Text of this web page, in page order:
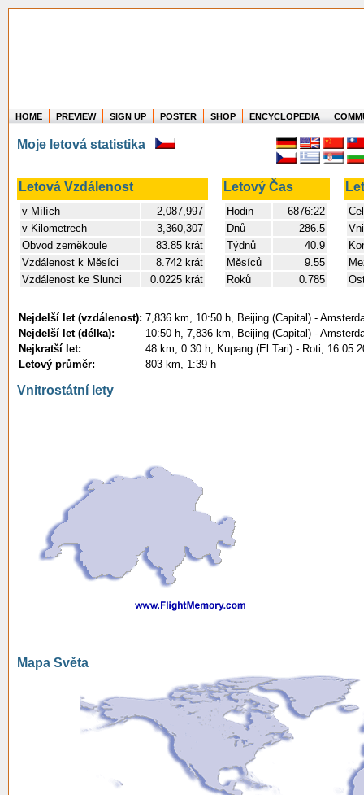
Where in the world have you flown?
How long have you been in the air?
Create your own FlightMemory and see!
HOME PREVIEW SIGN UP POSTER SHOP ENCYCLOPEDIA
Moje letová statistika
Letová Vzdálenost Letový Čas
v Mílích
2,087,997
v Kilometrech
3,360,307
Obvod zeměkoule
83.85 krát
Vzdálenost k Měsíci
8.742 krát
Vzdálenost ke Slunci
0.0225 krát
Hodin
6876:22
Dnů
286.5
Týdnů
40.9
Měsíců
9.55
Roků
0.785
Nejdelší let (vzdálenost): 7,836 km, 10:50 h, Beijing (Capital) -
Nejdelší let (délka):
10:50 h, 7,836 km, Beijing (Capital) -
Nejkratší let:
48 km, 0:30 h, Kupang (El Tari) - Roti,
Letový průměr:
803 km, 1:39 h
Vnitrostátní lety
Mapa Světa